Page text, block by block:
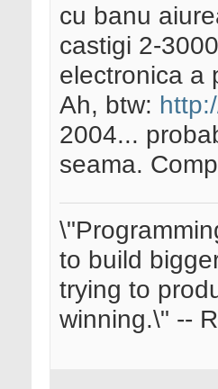
cu banu
castigi 2-
electronica a
Ah, btw:
2004...
seama.
to build
trying to
winning.\" --